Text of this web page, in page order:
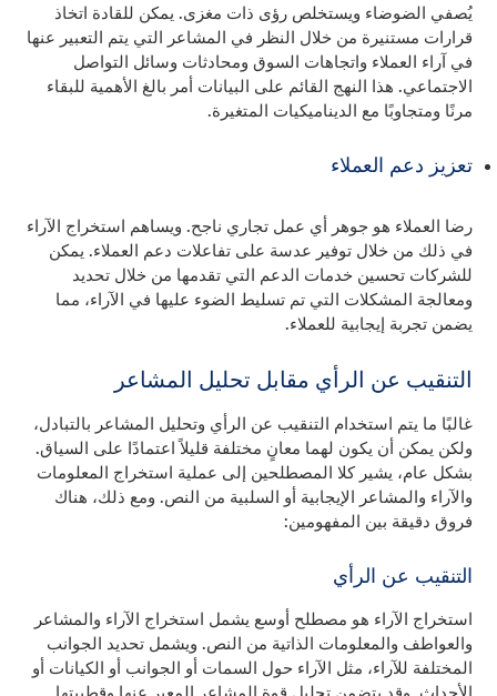
يُصفي الضوضاء ويستخلص رؤى ذات مغزى. يمكن للقادة اتخاذ
قرارات مستنيرة من خلال النظر في المشاعر التي يتم التعبير عنها
في آراء العملاء واتجاهات السوق ومحادثات وسائل التواصل
الاجتماعي. هذا النهج القائم على البيانات أمر بالغ الأهمية للبقاء
مرنًا ومتجاوبًا مع الديناميكيات المتغيرة.
تعزيز دعم العملاء
رضا العملاء هو جوهر أي عمل تجاري ناجح. ويساهم استخراج الآراء
في ذلك من خلال توفير عدسة على تفاعلات دعم العملاء. يمكن
للشركات تحسين خدمات الدعم التي تقدمها من خلال تحديد
ومعالجة المشكلات التي تم تسليط الضوء عليها في الآراء، مما
يضمن تجربة إيجابية للعملاء.
التنقيب عن الرأي مقابل تحليل المشاعر
غالبًا ما يتم استخدام التنقيب عن الرأي وتحليل المشاعر بالتبادل،
ولكن يمكن أن يكون لهما معانٍ مختلفة قليلاً اعتمادًا على السياق.
بشكل عام، يشير كلا المصطلحين إلى عملية استخراج المعلومات
والآراء والمشاعر الإيجابية أو السلبية من النص. ومع ذلك، هناك
فروق دقيقة بين المفهومين:
التنقيب عن الرأي
استخراج الآراء هو مصطلح أوسع يشمل استخراج الآراء والمشاعر
والعواطف والمعلومات الذاتية من النص. ويشمل تحديد الجوانب
المختلفة للآراء، مثل الآراء حول السمات أو الجوانب أو الكيانات أو